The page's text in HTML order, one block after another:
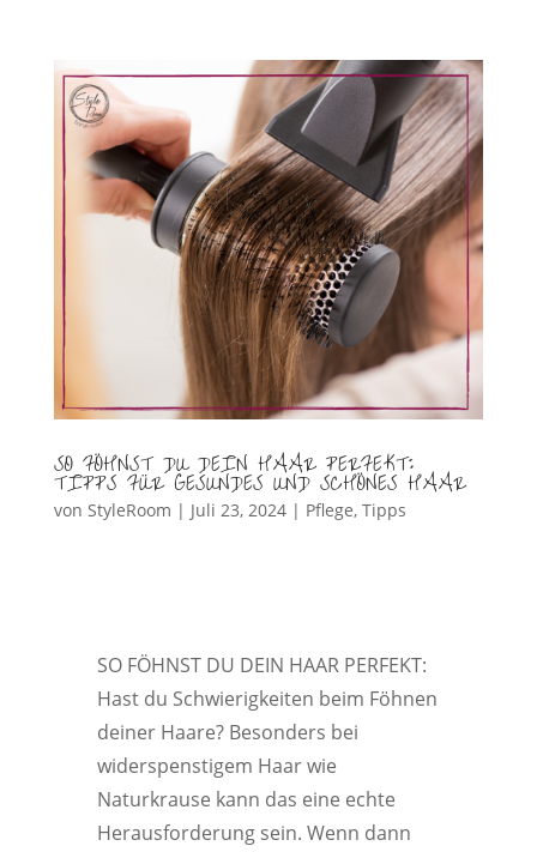
SO FÖHNST DU DEIN HAAR PERFEKT:
TIPPS FÜR GESUNDES UND SCHÖNES HAAR
von StyleRoom | Juli 23, 2024| Pflege, Tipps
SO FÖHNST DU DEIN HAAR PERFEKT:
Hast du Schwierigkeiten beim Föhnen
deiner Haare? Besonders bei
widerspenstigem Haar wie
Naturkrause kann das eine echte
Herausforderung sein. Wenn dann